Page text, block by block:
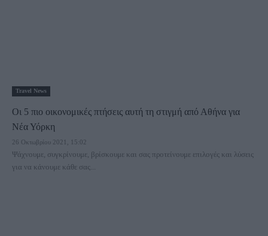
Travel News
Οι 5 πιο οικονομικές πτήσεις αυτή τη στιγμή από Αθήνα για
Νέα Υόρκη
26 Οκτωβρίου 2021, 15:02
Ψάχνουμε, συγκρίνουμε, βρίσκουμε και σας προτείνουμε επιλογές και λύσεις
για να κάνουμε κάθε σας...